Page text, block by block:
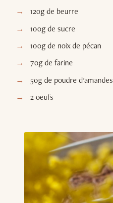
120g de beurre
100g de sucre
100g de noix de pécan
70g de farine
50g de poudre d'amandes
2 oeufs